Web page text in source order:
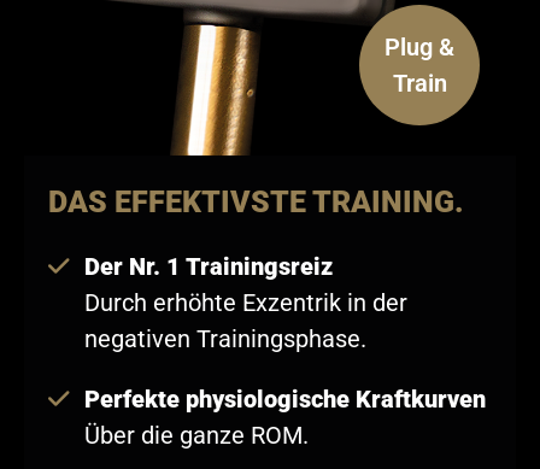
Plug &
Train
DAS EFFEKTIVSTE TRAINING.
Der Nr. 1 Trainingsreiz
Durch erhöhte Exzentrik in der
negativen Trainingsphase.
Perfekte physiologische Kraftkurven
Über die ganze ROM.